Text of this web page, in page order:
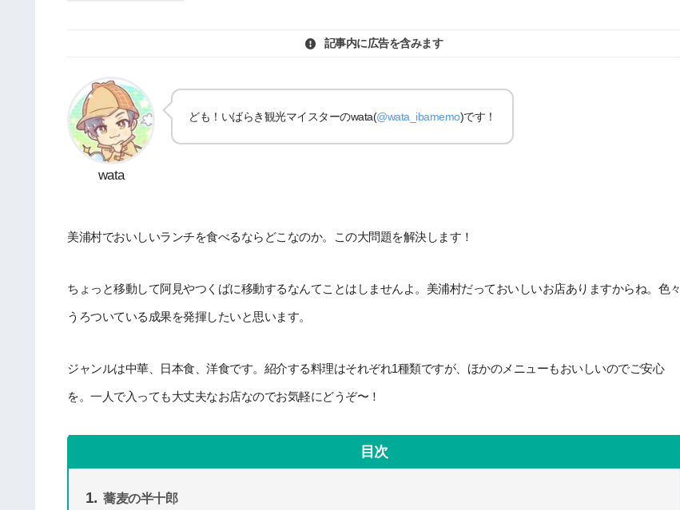
記事内に広告を含みます
wata
ども！いばらき観光マイスターのwata(@wata_ibamemo)です！
美浦村でおいしいランチを食べるならどこなのか。この大問題を解決します！
ちょっと移動して阿見やつくばに移動するなんてことはしませんよ。美浦村だっておいしいお店ありますからね。色々
うろついている成果を発揮したいと思います。
ジャンルは中華、日本食、洋食です。紹介する料理はそれぞれ1種類ですが、ほかのメニューもおいしいのでご安心
を。一人で入っても大丈夫なお店なのでお気軽にどうぞ〜！
目次
蕎麦の半十郎